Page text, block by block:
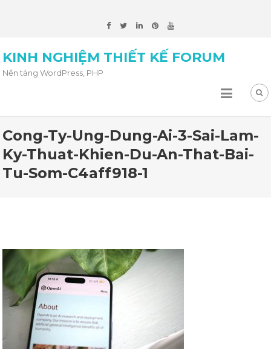
KINH NGHIỆM THIẾT KẾ FORUM
Nền tảng WordPress, PHP
Cong-Ty-Ung-Dung-Ai-3-Sai-Lam-
Ky-Thuat-Khien-Du-An-That-Bai-
Tu-Som-C4aff918-1